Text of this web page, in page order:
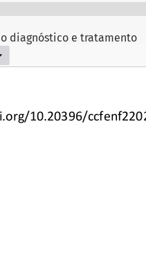
diagnóstico e tratamento